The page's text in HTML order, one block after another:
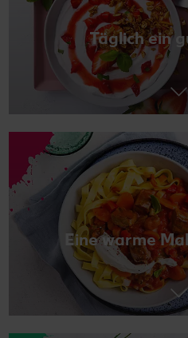
Täglich ein
Eine warme